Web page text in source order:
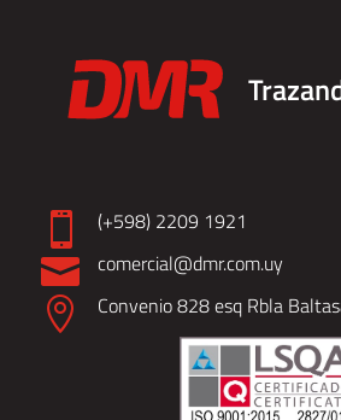
 (+598) 2209 1921
 comercial@dmr.com.uy
 Convenio 828 esq Rbla